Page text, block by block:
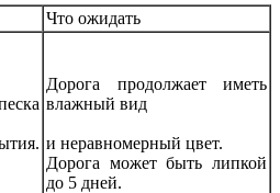
Что ожидать
Дорога продолжает иметь
влажный вид
и неравномерный цвет.
Дорога может быть липкой
до 5 дней.